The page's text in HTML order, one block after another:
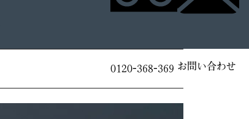
0120-368-369 お問い合わせ